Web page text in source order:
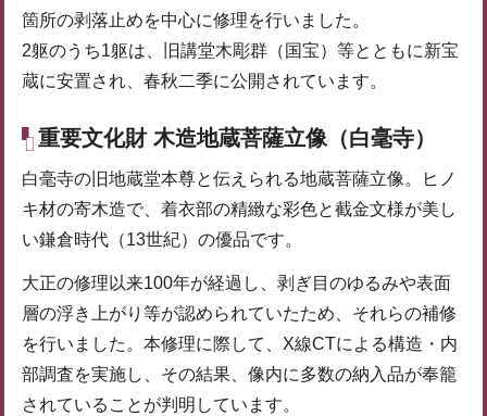
箇所の剥落止めを中心に修理を行いました。
2躯のうち1躯は、旧講堂木彫群（国宝）等とともに新宝
蔵に安置され、春秋二季に公開されています。
重要文化財 木造地蔵菩薩立像（白毫寺）
白毫寺の旧地蔵堂本尊と伝えられる地蔵菩薩立像。ヒノ
キ材の寄木造で、着衣部の精緻な彩色と截金文様が美し
い鎌倉時代（13世紀）の優品です。
大正の修理以来100年が経過し、剥ぎ目のゆるみや表面
層の浮き上がり等が認められていたため、それらの補修
を行いました。本修理に際して、X線CTによる構造・内
部調査を実施し、その結果、像内に多数の納入品が奉籠
されていることが判明しています。